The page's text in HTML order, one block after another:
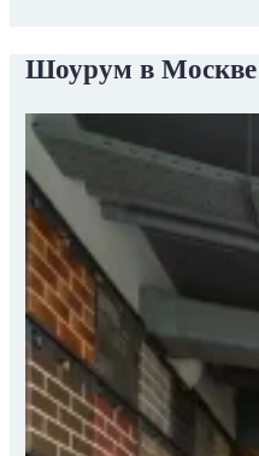
Шоурум в Москве